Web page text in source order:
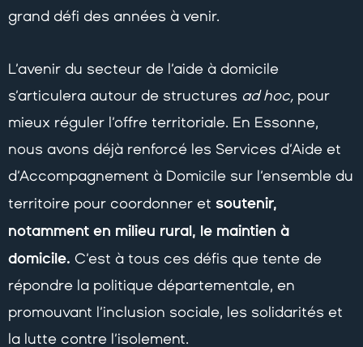
grand défi des années à venir.
L’avenir du secteur de l’aide à domicile
s’articulera autour de structures ad hoc, pour
mieux réguler l’offre territoriale. En Essonne,
nous avons déjà renforcé les Services d’Aide et
d’Accompagnement à Domicile sur l’ensemble du
territoire pour coordonner et soutenir,
notamment en milieu rural, le maintien à
domicile. C’est à tous ces défis que tente de
répondre la politique départementale, en
promouvant l’inclusion sociale, les solidarités et
la lutte contre l’isolement.